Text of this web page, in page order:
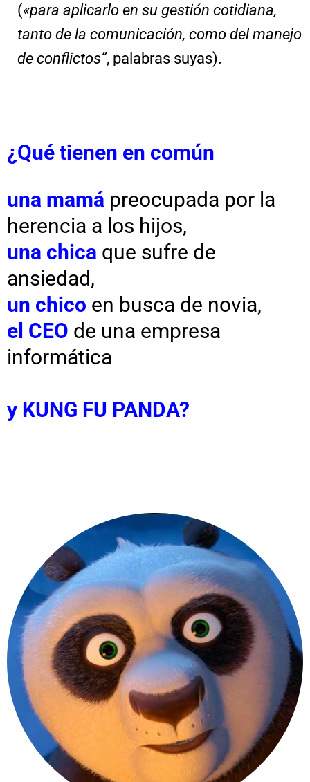
(«para aplicarlo en su gestión cotidiana,
tanto de la comunicación, como del manejo
de conflictos”, palabras suyas).
¿Qué tienen en común
una mamá preocupada por la
herencia a los hijos,
una chica que sufre de
ansiedad,
un chico en busca de novia,
el CEO de una empresa
informática
y KUNG FU PANDA?